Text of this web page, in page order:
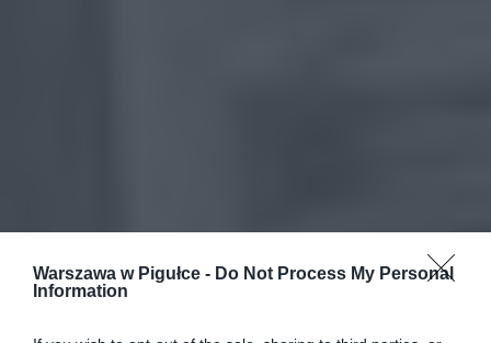
Warszawa w Pigułce - Do Not Process My Personal
Information